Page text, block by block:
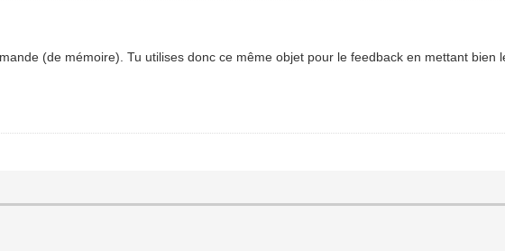
(de mémoire). Tu utilises donc ce même objet pour le feedback en mettant bien